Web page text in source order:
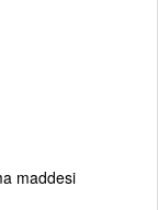
maddesi